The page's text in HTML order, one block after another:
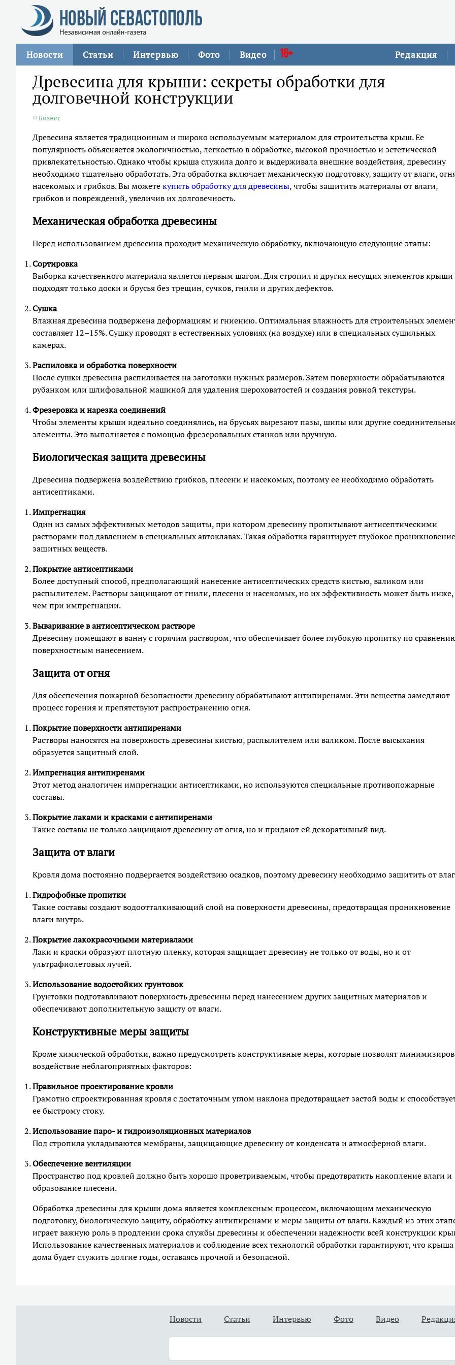
Редакция
Новости Статьи Интервью Фото Видео 16+
Древесина для крыши: секреты обработки для
долговечной конструкции
Бизнес
Древесина является традиционным и широко используемым материалом для строительства крыш. Ее
популярность объясняется экологичностью, легкостью в обработке, высокой прочностью и эстетической
привлекательностью. Однако чтобы крыша служила долго и выдерживала внешние воздействия, древесину
необходимо тщательно обработать. Эта обработка включает механическую подготовку, защиту от влаги,
насекомых и грибков. Вы можетекупить обработку для древесины, чтобы защитить материалы от влаги,
грибков и повреждений, увеличив их долговечность.
Механическая обработка древесины
Перед использованием древесина проходит механическую обработку, включающую следующие этапы:
Сортировка
Выборка качественного материала является первым шагом. Для стропил и других несущих элементов крыши
подходят только доски и брусья без трещин, сучков, гнили и других дефектов.
Сушка
Влажная древесина подвержена деформациям и гниению. Оптимальная влажность для строительных
составляет 12–15%. Сушку проводят в естественных условиях (на воздухе) или в специальных сушильных
камерах.
Распиловка и обработка поверхности
После сушки древесина распиливается на заготовки нужных размеров. Затем поверхности обрабатываются
рубанком или шлифовальной машиной для удаления шероховатостей и создания ровной текстуры.
Фрезеровка и нарезка соединений
Чтобы элементы крыши идеально соединялись, на брусьях вырезают пазы, шипы или другие
элементы. Это выполняется с помощью фрезеровальных станков или вручную.
Биологическая защита древесины
Древесина подвержена воздействию грибков, плесени и насекомых, поэтому ее необходимо обработать
антисептиками.
Импрегнация
Один из самых эффективных методов защиты, при котором древесину пропитывают антисептическими
растворами под давлением в специальных автоклавах. Такая обработка гарантирует глубокое проникновение
защитных веществ.
Покрытие антисептиками
Более доступный способ, предполагающий нанесение антисептических средств кистью, валиком или
распылителем. Растворы защищают от гнили, плесени и насекомых, но их эффективность может быть ниже,
чем при импрегнации.
Вываривание в антисептическом растворе
Древесину помещают в ванну с горячим раствором, что обеспечивает более глубокую пропитку по
поверхностным нанесением.
Защита от огня
Для обеспечения пожарной безопасности древесину обрабатывают антипиренами. Эти вещества замедляют
процесс горения и препятствуют распространению огня.
Покрытие поверхности антипиренами
Растворы наносятся на поверхность древесины кистью, распылителем или валиком. После высыхания
образуется защитный слой.
Импрегнация антипиренами
Этот метод аналогичен импрегнации антисептиками, но используются специальные противопожарные
составы.
Покрытие лаками и красками с антипиренами
Такие составы не только защищают древесину от огня, но и придают ей декоративный вид.
Защита от влаги
Кровля дома постоянно подвергается воздействию осадков, поэтому древесину необходимо защитить от
Гидрофобные пропитки
Такие составы создают водоотталкивающий слой на поверхности древесины, предотвращая проникновение
влаги внутрь.
Покрытие лакокрасочными материалами
Лаки и краски образуют плотную пленку, которая защищает древесину не только от воды, но и от
ультрафиолетовых лучей.
Использование водостойких грунтовок
Грунтовки подготавливают поверхность древесины перед нанесением других защитных материалов и
обеспечивают дополнительную защиту от влаги.
Конструктивные меры защиты
Кроме химической обработки, важно предусмотреть конструктивные меры, которые позволят
воздействие неблагоприятных факторов:
Правильное проектирование кровли
Грамотно спроектированная кровля с достаточным углом наклона предотвращает застой воды и
ее быстрому стоку.
Использование паро- и гидроизоляционных материалов
Под стропила укладываются мембраны, защищающие древесину от конденсата и атмосферной влаги.
Обеспечение вентиляции
Пространство под кровлей должно быть хорошо проветриваемым, чтобы предотвратить накопление влаги и
образование плесени.
Обработка древесины для крыши дома является комплексным процессом, включающим механическую
подготовку, биологическую защиту, обработку антипиренами и меры защиты от влаги. Каждый из этих
играет важную роль в продлении срока службы древесины и обеспечении надежности всей конструкции
Использование качественных материалов и соблюдение всех технологий обработки гарантируют, что крыша
дома будет служить долгие годы, оставаясь прочной и безопасной.
Новости Статьи Интервью Фото Видео